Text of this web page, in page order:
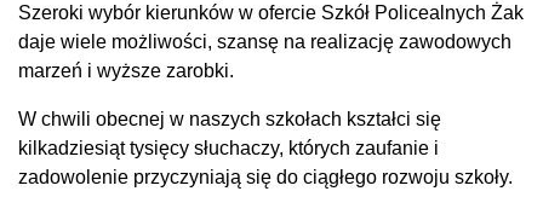
Szeroki wybór kierunków w ofercie Szkół Policealnych Żak
daje wiele możliwości, szansę na realizację zawodowych
marzeń i wyższe zarobki.
W chwili obecnej w naszych szkołach kształci się
kilkadziesiąt tysięcy słuchaczy, których zaufanie i
zadowolenie przyczyniają się do ciągłego rozwoju szkoły.